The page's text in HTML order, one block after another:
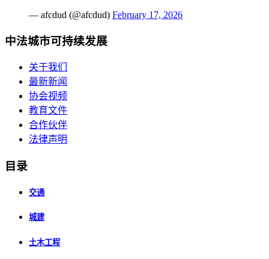
— afcdud (@afcdud) February 17, 2026
中法城市可持续发展
关于我们
最新新闻
协会视频
教育文件
合作伙伴
法律声明
目录
交通
城建
土木工程